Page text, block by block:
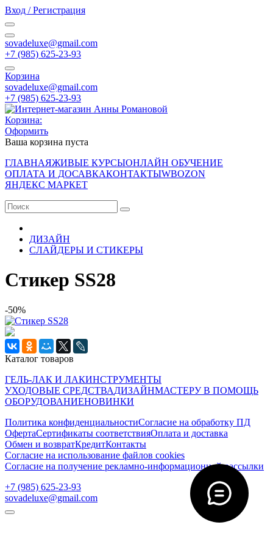
Вход / Регистрация
sovadeluxe@gmail.com
‭+7 (985) 625-23-93‬
Корзина
sovadeluxe@gmail.com
‭+7 (985) 625-23-93‬
Корзина:
Оформить
Ваша корзина пуста
ГЛАВНАЯЖИВЫЕ КУРСЫОНЛАЙН ОБУЧЕНИЕ
ОПЛАТА И ДОСАВКАКОНТАКТЫWBOZON
ЯНДЕКС МАРКЕТ
ДИЗАЙН
СЛАЙДЕРЫ И СТИКЕРЫ
Стикер SS28
-50%
Каталог товаров
ГЕЛЬ-ЛАК И ЛАКИНСТРУМЕНТЫ
УХОДОВЫЕ СРЕДСТВАДИЗАЙНМАСТЕРУ В ПОМОЩЬ
ОБОРУДОВАНИЕНОВИНКИ
Политика конфиденциальностиСогласие на обработку ПД
ОфертаСертификаты соответствияОплата и доставка
Обмен и возвратКредитКонтакты
Согласие на использование файлов cookies
Согласие на получение рекламно-информационной рассылки
‭+7 (985) 625-23-93‬
sovadeluxe@gmail.com